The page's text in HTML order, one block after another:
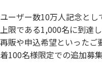
ユーザー数10万人記念と
上限である1,000名に到達
再販や申込希望といったご
着100名様限定での追加募